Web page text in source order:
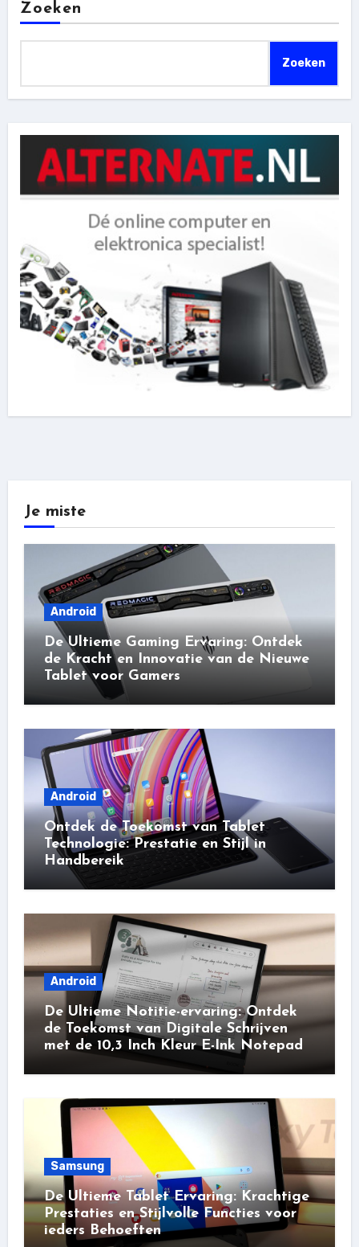
Zoeken
Zoeken
Je miste
Android
De Ultieme Gaming Ervaring: Ontdek
de Kracht en Innovatie van de Nieuwe
Tablet voor Gamers
Android
Ontdek de Toekomst van Tablet
Technologie: Prestatie en Stijl in
Handbereik
Android
De Ultieme Notitie-ervaring: Ontdek
de Toekomst van Digitale Schrijven
met de 10,3 Inch Kleur E-Ink Notepad
Samsung
De Ultieme Tablet Ervaring: Krachtige
Prestaties en Stijlvolle Functies voor
ieders Behoeften